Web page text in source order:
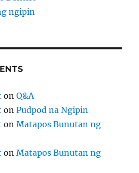
ngipin
onQ&A
onPudpod na Ngipin
onMatapos Bunutan ng
onMatapos Bunutan ng